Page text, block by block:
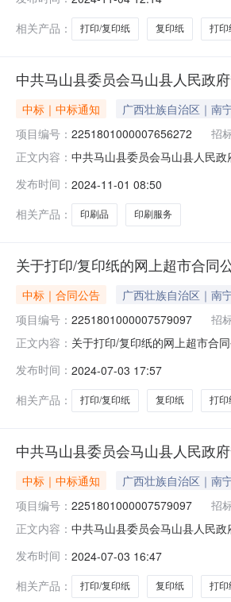
上超市采购项目采购项目项目
相关产品：
打印/复印纸 复印纸 打印
中共马山县委员会马山县人民政
中标｜中标通知 广西壮族自治区｜南
项目编号： 2251801000007656272 招
正文内容： 中共马山县委员会马山县人民
协议采购项目采购项目项目编
发布时间： 2024-11-01 08:50
相关产品：
印刷品 印刷服务
关于打印/复印纸的网上超市合同
中标｜合同公告 广西壮族自治区｜南
项目编号： 2251801000007579097 招
正文内容： 关于打印/复印纸的网上超市合
单位数量单价(元)总价(元
发布时间： 2024-07-03 17:57
相关产品：
打印/复印纸 复印纸 打印
中共马山县委员会马山县人民政
中标｜中标通知 广西壮族自治区｜南
项目编号： 2251801000007579097 招
正文内容： 中共马山县委员会马山县人民
上超市采购项目采购项目项目
发布时间： 2024-07-03 16:47
相关产品：
打印/复印纸 复印纸 打印